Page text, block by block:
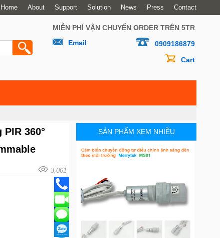
Home About Support Solution News Press Contact
MIỄN PHÍ VẬN CHUYỂN ORDER TRÊN 5TR
Email
0909186879
Cart
360°
3,061
SẢN PHẨM XEM NHIỀU